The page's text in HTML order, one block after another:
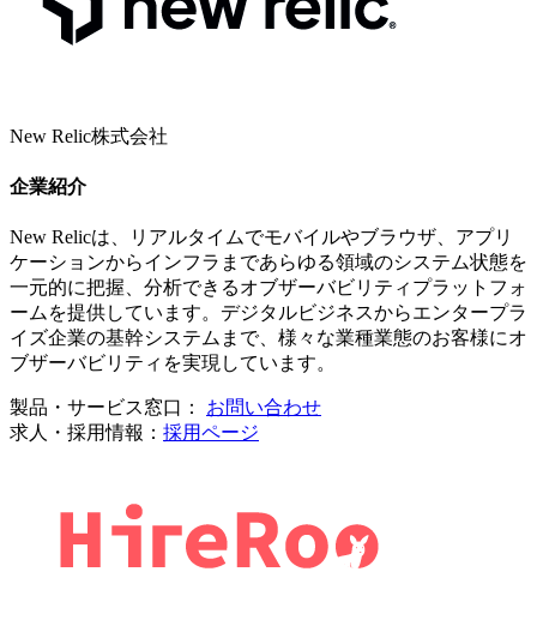
New Relic株式会社
企業紹介
New Relicは、リアルタイムでモバイルやブラウザ、アプリ
ケーションからインフラまであらゆる領域のシステム状態を
一元的に把握、分析できるオブザーバビリティプラットフォ
ームを提供しています。デジタルビジネスからエンタープラ
イズ企業の基幹システムまで、様々な業種業態のお客様にオ
ブザーバビリティを実現しています。
製品・サービス窓口： お問い合わせ
求人・採用情報： 採用ページ